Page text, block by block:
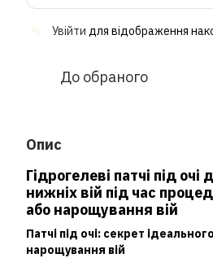
Увійти для відображення
До обраного
Опис
Гідрогелеві патчі під очі
нижніх вій під час
або нарощування вій
Патчі під очі: секрет
нарощування вій